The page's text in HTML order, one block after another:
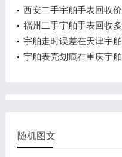
西安二手宇舶手表回收
福州二手宇舶手表回收
宇舶走时误差在天津宇
宇舶表壳划痕在重庆宇
随机图文